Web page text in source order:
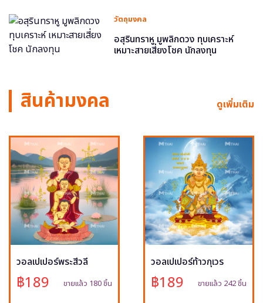
วัตถุมงคล
อสุรินทราหู มูพลิกดวง ทุบเคราะห์
เหมาะสายเสี่ยงโชค นักลงทุน
สินค้ามงคล ดูเพิ่มเติม
วอลเปเปอร์พระสีวลี
฿189 ขายแล้ว 180 ชิ้น
วอลเปเปอร์ท้าวกุเวร
฿189 ขายแล้ว 242 ชิ้น